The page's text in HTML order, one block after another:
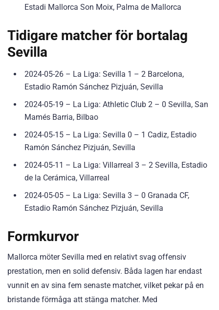
Estadi Mallorca Son Moix, Palma de Mallorca
Tidigare matcher för bortalag
Sevilla
2024-05-26 – La Liga: Sevilla 1 – 2 Barcelona,
Estadio Ramón Sánchez Pizjuán, Sevilla
2024-05-19 – La Liga: Athletic Club 2 – 0 Sevilla, San
Mamés Barria, Bilbao
2024-05-15 – La Liga: Sevilla 0 – 1 Cadiz, Estadio
Ramón Sánchez Pizjuán, Sevilla
2024-05-11 – La Liga: Villarreal 3 – 2 Sevilla, Estadio
de la Cerámica, Villarreal
2024-05-05 – La Liga: Sevilla 3 – 0 Granada CF,
Estadio Ramón Sánchez Pizjuán, Sevilla
Formkurvor
Mallorca möter Sevilla med en relativt svag offensiv
prestation, men en solid defensiv. Båda lagen har endast
vunnit en av sina fem senaste matcher, vilket pekar på en
bristande förmåga att stänga matcher. Med